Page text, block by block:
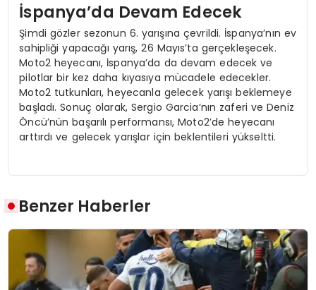
İspanya’da Devam Edecek
Şimdi gözler sezonun 6. yarışına çevrildi. İspanya’nın ev
sahipliği yapacağı yarış, 26 Mayıs’ta gerçekleşecek.
Moto2 heyecanı, İspanya’da da devam edecek ve
pilotlar bir kez daha kıyasıya mücadele edecekler.
Moto2 tutkunları, heyecanla gelecek yarışı beklemeye
başladı. Sonuç olarak, Sergio Garcia’nın zaferi ve Deniz
Öncü’nün başarılı performansı, Moto2’de heyecanı
arttırdı ve gelecek yarışlar için beklentileri yükseltti.
Benzer Haberler